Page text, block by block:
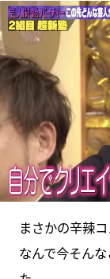
まさかの辛辣
なんで今そん